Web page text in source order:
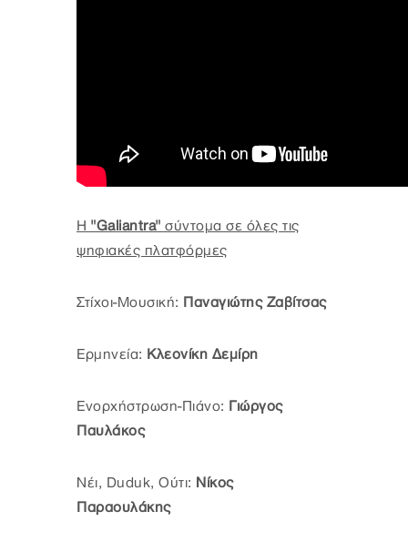
Η "Galiantra" σύντομα σε όλες τις
ψηφιακές πλατφόρμες
Στίχοι-Μουσική: Παναγιώτης Ζαβίτσας
Ερμηνεία: Κλεονίκη Δεμίρη
Ενορχήστρωση-Πιάνο: Γιώργος
Παυλάκος
Νέι, Duduk, Ούτι: Νίκος
Παραουλάκης